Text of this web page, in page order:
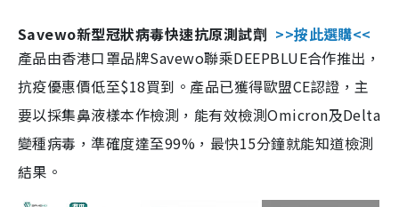
Savewo新型冠狀病毒快速抗原測試劑 >>按此選購<<
產品由香港口罩品牌Savewo聯乘DEEPBLUE合作推出，
抗疫優惠價低至$18買到。產品已獲得歐盟CE認證，主
要以採集鼻液樣本作檢測，能有效檢測Omicron及Delta
變種病毒，準確度達至99%，最快15分鐘就能知道檢測
結果。